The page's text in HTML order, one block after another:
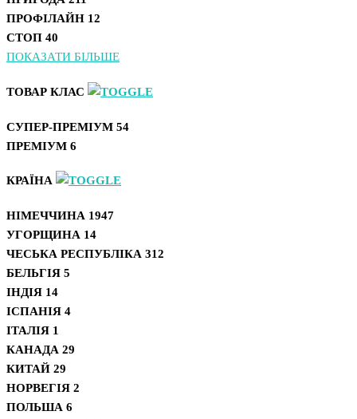
ПРОФІЛАЙН 12
СТОП 40
ПОКАЗАТИ БІЛЬШЕ
ТОВАР КЛАС
СУПЕР-ПРЕМІУМ 54
ПРЕМІУМ 6
КРАЇНА
НІМЕЧЧИНА 1947
УГОРЩИНА 14
ЧЕСЬКА РЕСПУБЛІКА 312
БЕЛЬГІЯ 5
ІНДІЯ 14
ІСПАНІЯ 4
ІТАЛІЯ 1
КАНАДА 29
КИТАЙ 29
НОРВЕГІЯ 2
ПОЛЬША 6